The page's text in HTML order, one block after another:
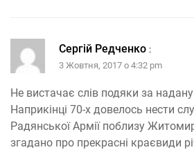
Сергій Редченко :
3 Жовтня, 2017 о 4:32 pm
Не вистачає слів подяки за
Наприкінці 70-х довелось нести
Радянської Армії поблизу
згадано про прекрасні краєвиди